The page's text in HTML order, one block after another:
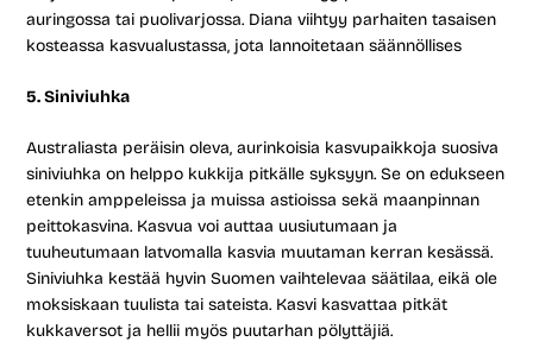
auringossa tai puolivarjossa. Diana viihtyy parhaiten tasaisen
kosteassa kasvualustassa, jota lannoitetaan säännöllises
5. Siniviuhka
Australiasta peräisin oleva, aurinkoisia kasvupaikkoja suosiva
siniviuhka on helppo kukkija pitkälle syksyyn. Se on edukseen
etenkin amppeleissa ja muissa astioissa sekä maanpinnan
peittokasvina. Kasvua voi auttaa uusiutumaan ja
tuuheutumaan latvomalla kasvia muutaman kerran kesässä.
Siniviuhka kestää hyvin Suomen vaihtelevaa säätilaa, eikä ole
moksiskaan tuulista tai sateista. Kasvi kasvattaa pitkät
kukkaversot ja hellii myös puutarhan pölyttäjiä.